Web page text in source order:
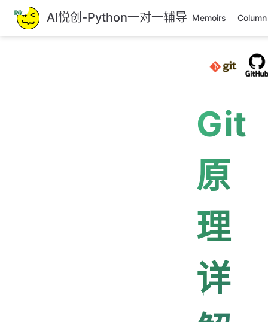
跳
至
主
AI悦创-Python一对一辅导 Memoirs Column
Git
原
理
详